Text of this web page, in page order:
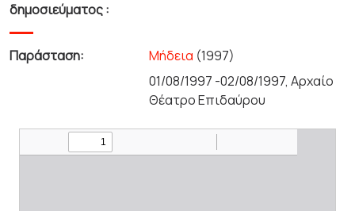
δημοσιεύματος :
Παράσταση: Μήδεια (1997)
01/08/1997 -02/08/1997, Αρχαίο
Θέατρο Επιδαύρου